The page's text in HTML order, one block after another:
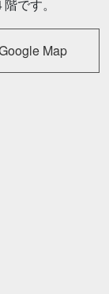
です。
Map